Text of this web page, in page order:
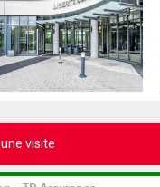
visite